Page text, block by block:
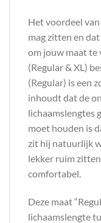
Het voordeel
mag zitten en
om jouw maat te
(Regular & XL)
(Regular) is een
inhoudt dat de
lichaamslengtes
moet houden is
zit hij natuurlijk
lekker ruim
comfortabel.
Deze maat
lichaamslengte